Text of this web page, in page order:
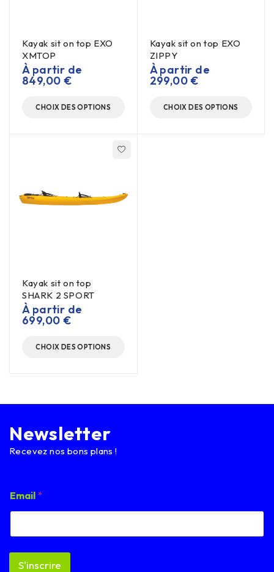
Kayak sit on top EXO
XMTOP
À partir de
849,00 €
CHOIX DES OPTIONS
Kayak sit on top EXO
ZIPPY
À partir de
299,00€
CHOIX DES OPTIONS
Kayak sit on top
SHARK 2 SPORT
À partir de
699,00 €
CHOIX DES OPTIONS
Newsletter
Recevez nos bons plans !
m
a
l
m
Email *
S'inscrire